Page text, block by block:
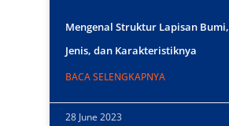
Mengenal Struktur Lapisan Bumi,
Jenis, dan Karakteristiknya
BACA SELENGKAPNYA
28 June 2023